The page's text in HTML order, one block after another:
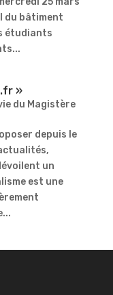
du bâtiment
étudiants
»
du Magistère
depuis le
un
est une